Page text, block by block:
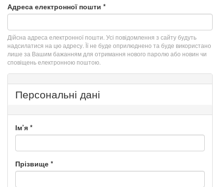
Адреса електронної пошти *
Дійсна адреса електронної пошти. Усі повідомлення з сайту будуть
надсилатися на цю адресу. Її не буде оприлюднено та буде використано
лише за Вашим бажанням для отримання нового паролю або новин чи
сповіщень електронною поштою.
Персональні дані
Ім’я *
Прізвище *